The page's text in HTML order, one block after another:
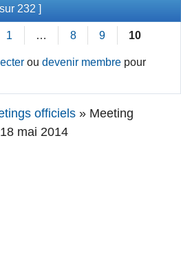
232 ]
1 … 8 9 10
oudevenir membre pour
officiels » Meeting
mai 2014